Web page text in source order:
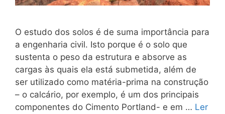
O estudo dos solos é de suma importância para
a engenharia civil. Isto porque é o solo que
sustenta o peso da estrutura e absorve as
cargas às quais ela está submetida, além de
ser utilizado como matéria-prima na construção
– o calcário, por exemplo, é um dos principais
componentes do Cimento Portland- e em … Ler